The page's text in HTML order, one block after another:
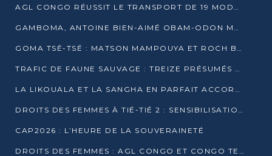
AGL CONGO RÉUSSIT LE TRANSPORT DE 19 MODULES HORS GABARIT ENTRE POINTE-NOIRE ET BRAZZAVILLE
GAMBOMA, ANTOINE BIEN-AIMÉ OBAM-ODON MOBILISE LES 32 148 ÉLECTEURS EN FAVEUR DE DENIS SASSOU NGUESSO
GOMA TSÉ-TSÉ : MATSON MAMPOUYA ET ROCH BREDIN BISSALA NKOUNKOU EN CAMPAGNE DE PROXIMITÉ
TRAFIC DE FAUNE SAUVAGE : TREIZE PRÉSUMÉS TRAFIQUANTS INTERPELLÉS AU CONGO EN 2025
LA LIKOUALA ET LA SANGHA EN PARFAIT ACCORD AVEC LE PROJET DE SOCIÉTÉ DU CANDIDAT DENIS SASSOU-N’GUESSO
DROITS DES FEMMES À TIÉ-TIÉ 2 : SENSIBILISATION ET PÉDAGOGIE SUR LE DROIT DE VOTE
CAP2026 : L’HEURE DE LA SOUVERAINETÉ
DROITS DES FEMMES : AGL CONGO ET CONGO TERMINAL METTENT EN AVANT LE LEADERSHIP FÉMININ